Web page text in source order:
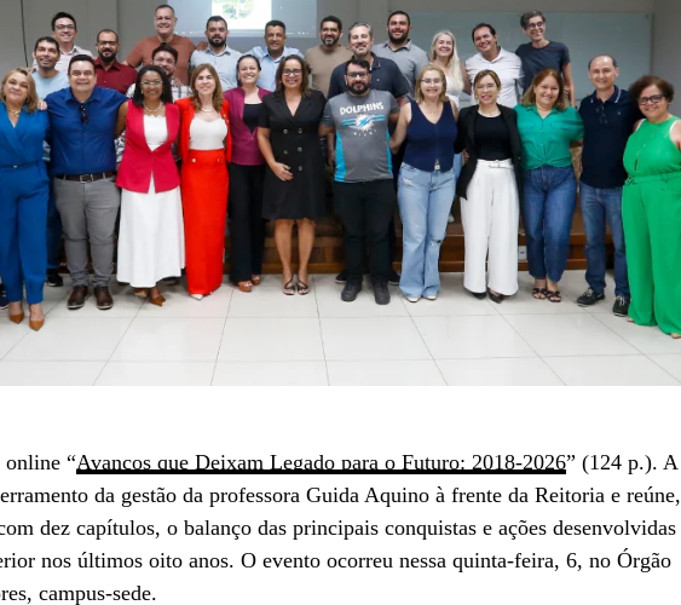
online “Avanços que Deixam Legado para o Futuro: 2018-2026” (124 p.). A
da gestão da professora Guida Aquino à frente da Reitoria e reúne,
dez capítulos, o balanço das principais conquistas e ações desenvolvidas
nos últimos oito anos. O evento ocorreu nessa quinta-feira, 6, no Órgão
campus-sede.